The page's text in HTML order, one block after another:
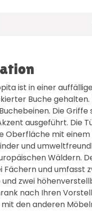
ist in einer
Buche
Die
ausgeführt. Die
Oberfläche mit einem
und
Wäldern.
und umfasst
zwei
nach Ihren
den anderen